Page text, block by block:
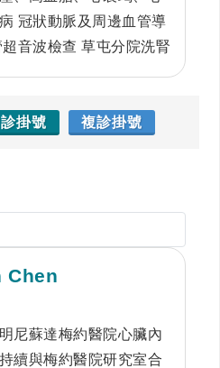
冠狀動脈及周邊血管導
音波檢查 草屯分院洗腎
掛號 複診掛號
Chen
尼蘇達梅約醫院心臟內
續與梅約醫院研究室合